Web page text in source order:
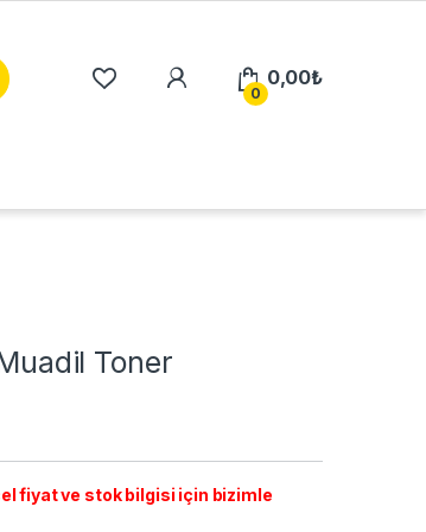
0
0,00₺
Toner
fiyat ve stok bilgisi için bizimle